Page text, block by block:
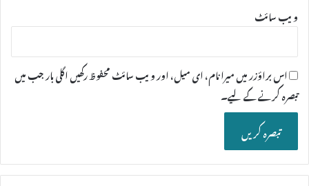
ویب‌ سائٹ
اس براؤزر میں میرا نام، ای میل، اور ویب سائٹ محفوظ رکھیں اگلی بار جب میں
تبصرہ کرنے کےلیے۔